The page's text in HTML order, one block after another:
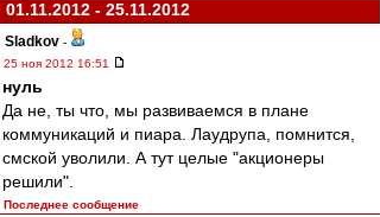
01.11.2012 - 25.11.2012
Sladkov -
25 ноя 2012 16:51
нуль
Да не, ты что, мы развиваемся в плане
коммуникаций и пиара. Лаудрупа, помнится,
смской уволили. А тут целые "акционеры
решили".
Последнее сообщение